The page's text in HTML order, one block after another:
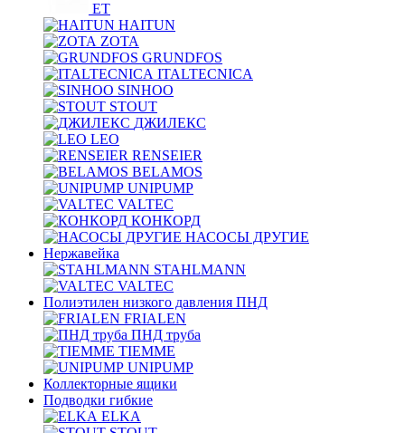
ET
HAITUN
ZOTA
GRUNDFOS
ITALTECNICA
SINHOO
STOUT
ДЖИЛЕКС
LEO
RENSEIER
BELAMOS
UNIPUMP
VALTEC
КОНКОРД
НАСОСЫ ДРУГИЕ
Нержавейка
STAHLMANN
VALTEC
Полиэтилен низкого давления ПНД
FRIALEN
ПНД труба
TIEMME
UNIPUMP
Коллекторные ящики
Подводки гибкие
ELKA